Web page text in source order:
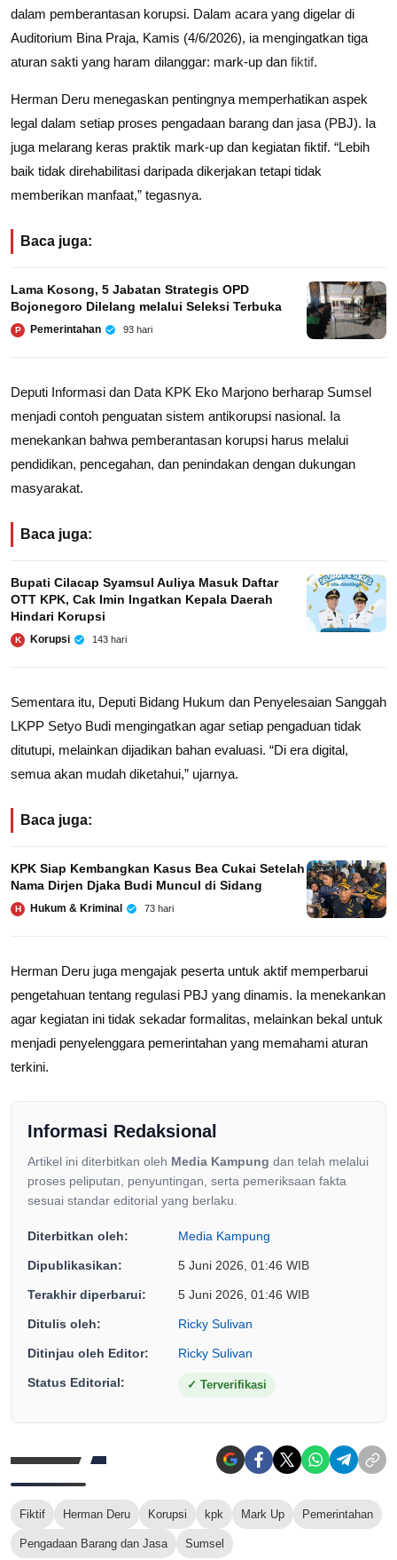
dalam pemberantasan korupsi. Dalam acara yang digelar di
Auditorium Bina Praja, Kamis (4/6/2026), ia mengingatkan tiga
aturan sakti yang haram dilanggar: mark-up dan fiktif.
Herman Deru menegaskan pentingnya memperhatikan aspek
legal dalam setiap proses pengadaan barang dan jasa (PBJ). Ia
juga melarang keras praktik mark-up dan kegiatan fiktif. “Lebih
baik tidak direhabilitasi daripada dikerjakan tetapi tidak
memberikan manfaat,” tegasnya.
Baca juga:
Lama Kosong, 5 Jabatan Strategis OPD
Bojonegoro Dilelang melalui Seleksi Terbuka
P Pemerintahan 93 hari
Deputi Informasi dan Data KPK Eko Marjono berharap Sumsel
menjadi contoh penguatan sistem antikorupsi nasional. Ia
menekankan bahwa pemberantasan korupsi harus melalui
pendidikan, pencegahan, dan penindakan dengan dukungan
masyarakat.
Baca juga:
Bupati Cilacap Syamsul Auliya Masuk Daftar
OTT KPK, Cak Imin Ingatkan Kepala Daerah
Hindari Korupsi
K Korupsi 143 hari
Sementara itu, Deputi Bidang Hukum dan Penyelesaian Sanggah
LKPP Setyo Budi mengingatkan agar setiap pengaduan tidak
ditutupi, melainkan dijadikan bahan evaluasi. “Di era digital,
semua akan mudah diketahui,” ujarnya.
Baca juga:
KPK Siap Kembangkan Kasus Bea Cukai Setelah
Nama Dirjen Djaka Budi Muncul di Sidang
H Hukum & Kriminal 73 hari
Herman Deru juga mengajak peserta untuk aktif memperbarui
pengetahuan tentang regulasi PBJ yang dinamis. Ia menekankan
agar kegiatan ini tidak sekadar formalitas, melainkan bekal untuk
menjadi penyelenggara pemerintahan yang memahami aturan
terkini.
Informasi Redaksional
Artikel ini diterbitkan oleh Media Kampung dan telah melalui
proses peliputan, penyuntingan, serta pemeriksaan fakta
sesuai standar editorial yang berlaku.
Diterbitkan oleh: Media Kampung
Dipublikasikan: 5 Juni 2026, 01:46 WIB
Terakhir diperbarui: 5 Juni 2026, 01:46 WIB
Ditulis oleh: Ricky Sulivan
Ditinjau oleh Editor: Ricky Sulivan
Status Editorial: ✓ Terverifikasi
Fiktif Herman Deru Korupsi kpk Mark Up Pemerintahan
Pengadaan Barang dan Jasa Sumsel